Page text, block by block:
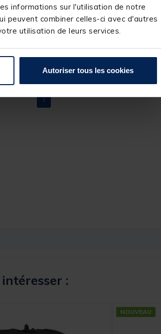
informations sur l'utilisation de notre
peuvent combiner celles-ci avec d'autres
utilisation de leurs services.
Autoriser tous les cookies
compter parmi nos clients. C'est un réel plaisir.
1
:
NOUVEAU